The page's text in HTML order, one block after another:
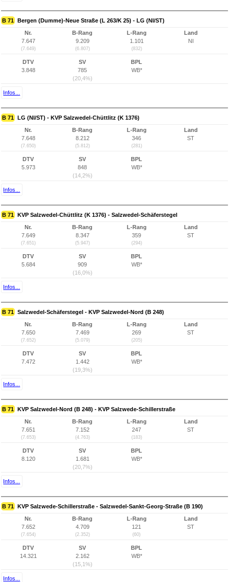
B 71 Bergen (Dumme)-Neue Straße (L 263/K 25) - LG (NI/ST)
Nr.
7.647
(7.649)
B-Rang
9.209
(6.807)
L-Rang
1.101
(832)
Land
NI
DTV
3.848
SV
785
(20,4%)
BPL
WB*
Infos...
B 71 LG (NI/ST) - KVP Salzwedel-Chüttlitz (K 1376)
Nr.
7.648
(7.650)
B-Rang
8.212
(5.812)
L-Rang
346
(281)
Land
ST
DTV
5.973
SV
848
(14,2%)
BPL
WB*
Infos...
B 71 KVP Salzwedel-Chüttlitz (K 1376) - Salzwedel-Schäferstegel
Nr.
7.649
(7.651)
B-Rang
8.347
(5.947)
L-Rang
359
(294)
Land
ST
DTV
5.684
SV
909
(16,0%)
BPL
WB*
Infos...
B 71 Salzwedel-Schäferstegel - KVP Salzwedel-Nord (B 248)
Nr.
7.650
(7.652)
B-Rang
7.469
(5.079)
L-Rang
269
(205)
Land
ST
DTV
7.472
SV
1.442
(19,3%)
BPL
WB*
Infos...
B 71 KVP Salzwedel-Nord (B 248) - KVP Salzwede-Schillerstraße
Nr.
7.651
(7.653)
B-Rang
7.152
(4.763)
L-Rang
247
(183)
Land
ST
DTV
8.120
SV
1.681
(20,7%)
BPL
WB*
Infos...
B 71 KVP Salzwede-Schillerstraße - Salzwedel-Sankt-Georg-Straße (B 190)
Nr.
7.652
(7.654)
B-Rang
4.709
(2.352)
L-Rang
121
(60)
Land
ST
DTV
14.321
SV
2.162
(15,1%)
BPL
WB*
Infos...